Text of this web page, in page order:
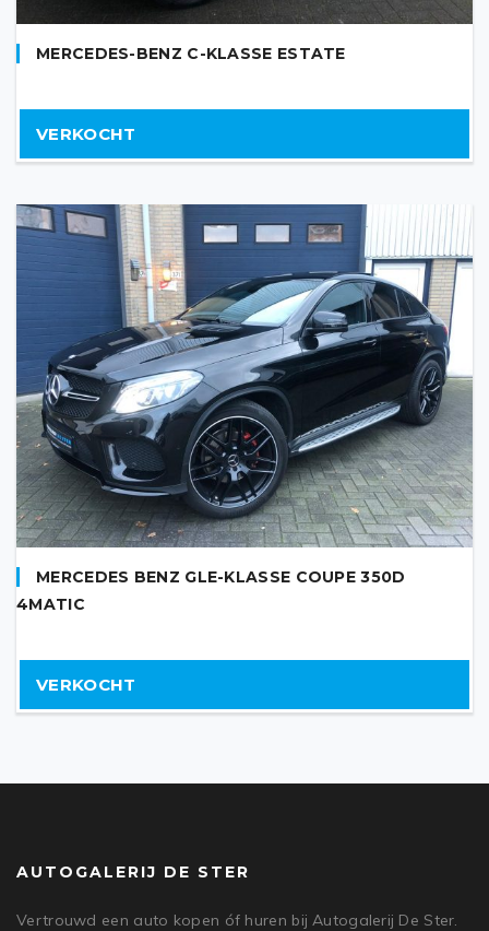
MERCEDES-BENZ C-KLASSE ESTATE
VERKOCHT
MERCEDES BENZ GLE-KLASSE COUPE 350D
4MATIC
VERKOCHT
AUTOGALERIJ DE STER
Vertrouwd een auto kopen óf huren bij Autogalerij De Ster.